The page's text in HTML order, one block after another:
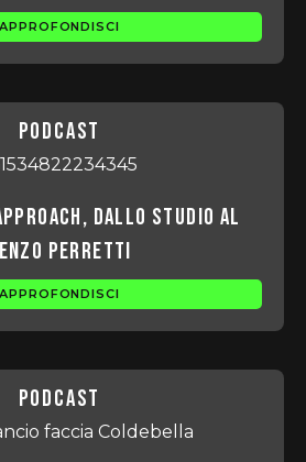
APPROFONDISCI
podcast
dallo studio al
Perretti
APPROFONDISCI
podcast